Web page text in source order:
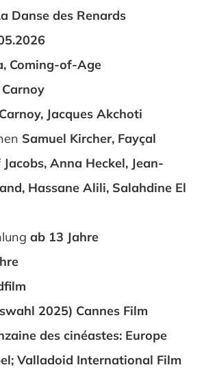
Danse des Renards
Coming-of-Age
Jacques Akchoti
Samuel Kircher, Fayçal
Anna Heckel, Jean-
Hassane Alili, Salahdine El
ab 13 Jahre
2025) Cannes Film
des cinéastes: Europe
Valladoid International Film